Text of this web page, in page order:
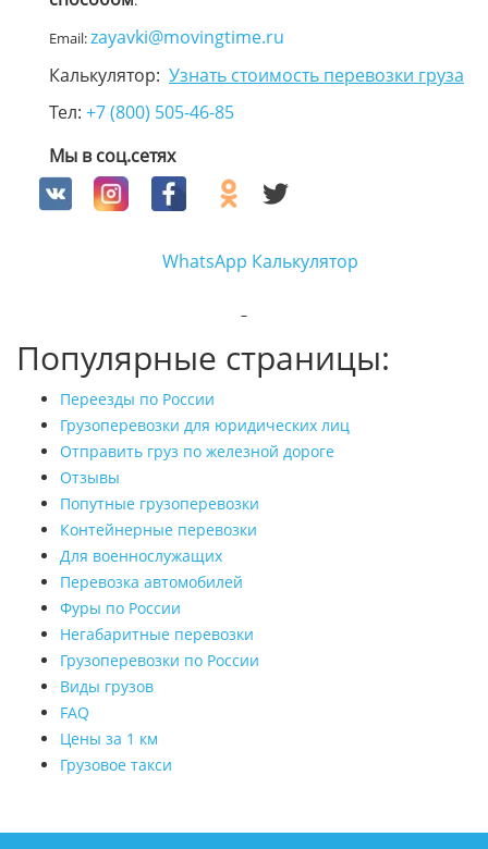
Email:zayavki@movingtime.ru
Калькулятор: Узнать стоимость перевозки груза
Тел: +7 (800) 505-46-85
Мы в соц.сетях
WhatsApp Калькулятор
Популярные страницы:
Переезды по России
Грузоперевозки для юридических лиц
Отправить груз по железной дороге
Отзывы
Попутные грузоперевозки
Контейнерные перевозки
Для военнослужащих
Перевозка автомобилей
Фуры по России
Негабаритные перевозки
Грузоперевозки по России
Виды грузов
FAQ
Цены за 1 км
Грузовое такси